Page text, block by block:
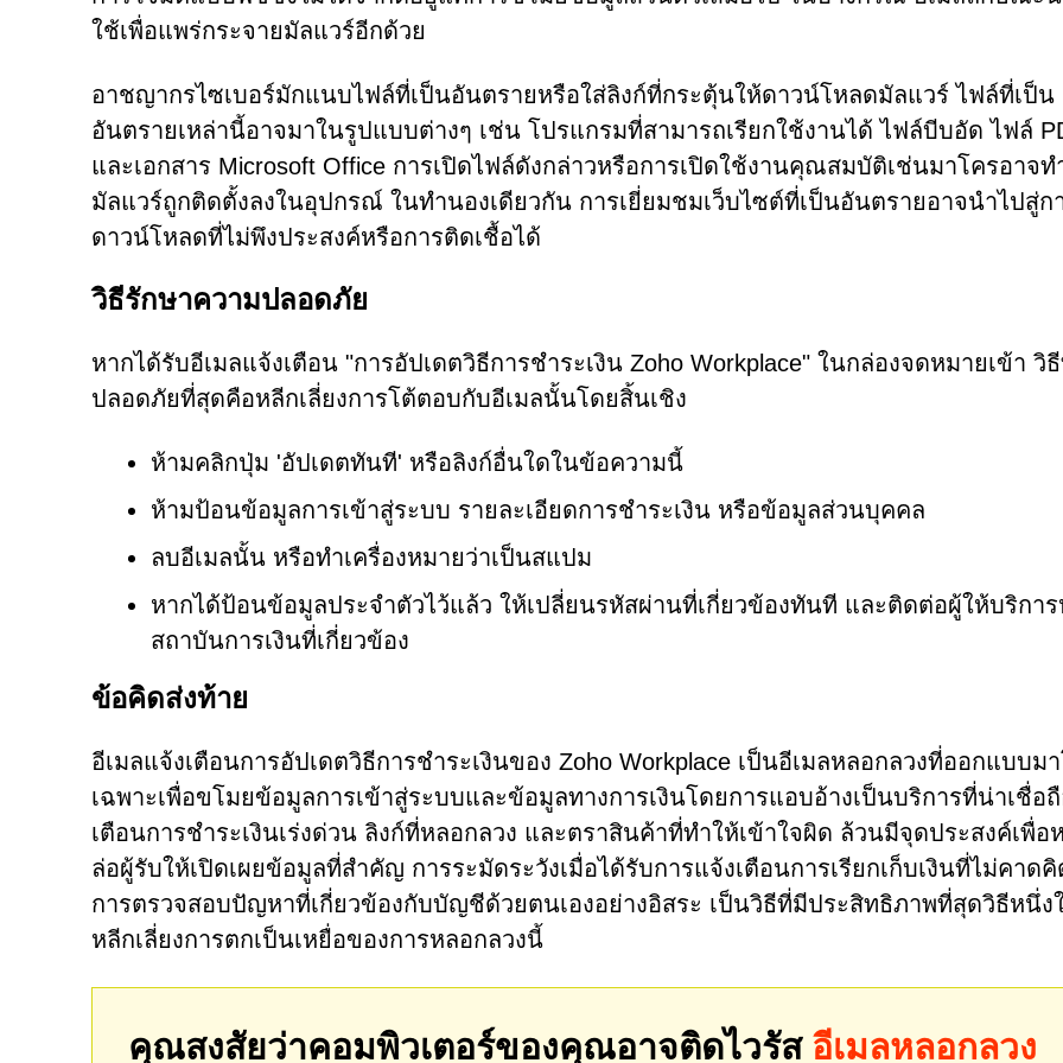
ใช้เพื่อแพร่กระจายมัลแวร์อีกด้วย
อาชญากรไซเบอร์มักแนบไฟล์ที่เป็นอันตรายหรือใส่ลิงก์ที่กระตุ้นให้ดาวน์โหลดมัลแวร์ ไฟล์ที่เป็น
อันตรายเหล่านี้อาจมาในรูปแบบต่างๆ เช่น โปรแกรมที่สามารถเรียกใช้งานได้ ไฟล์บีบอัด ไฟล์
และเอกสาร Microsoft Office การเปิดไฟล์ดังกล่าวหรือการเปิดใช้งานคุณสมบัติเช่นมาโครอาจท
มัลแวร์ถูกติดตั้งลงในอุปกรณ์ ในทำนองเดียวกัน การเยี่ยมชมเว็บไซต์ที่เป็นอันตรายอาจนำไปสู่ก
ดาวน์โหลดที่ไม่พึงประสงค์หรือการติดเชื้อได้
วิธีรักษาความปลอดภัย
หากได้รับอีเมลแจ้งเตือน "การอัปเดตวิธีการชำระเงิน Zoho Workplace" ในกล่องจดหมายเข้า วิ
ปลอดภัยที่สุดคือหลีกเลี่ยงการโต้ตอบกับอีเมลนั้นโดยสิ้นเชิง
ห้ามคลิกปุ่ม 'อัปเดตทันที' หรือลิงก์อื่นใดในข้อความนี้
ห้ามป้อนข้อมูลการเข้าสู่ระบบ รายละเอียดการชำระเงิน หรือข้อมูลส่วนบุคคล
ลบอีเมลนั้น หรือทำเครื่องหมายว่าเป็นสแปม
หากได้ป้อนข้อมูลประจำตัวไว้แล้ว ให้เปลี่ยนรหัสผ่านที่เกี่ยวข้องทันที และติดต่อผู้ให้บริการ
สถาบันการเงินที่เกี่ยวข้อง
ข้อคิดส่งท้าย
อีเมลแจ้งเตือนการอัปเดตวิธีการชำระเงินของ Zoho Workplace เป็นอีเมลหลอกลวงที่ออกแบบม
เฉพาะเพื่อขโมยข้อมูลการเข้าสู่ระบบและข้อมูลทางการเงินโดยการแอบอ้างเป็นบริการที่น่าเชื่อ
เตือนการชำระเงินเร่งด่วน ลิงก์ที่หลอกลวง และตราสินค้าที่ทำให้เข้าใจผิด ล้วนมีจุดประสงค์เพื่อ
ล่อผู้รับให้เปิดเผยข้อมูลที่สำคัญ การระมัดระวังเมื่อได้รับการแจ้งเตือนการเรียกเก็บเงินที่ไม่คาด
การตรวจสอบปัญหาที่เกี่ยวข้องกับบัญชีด้วยตนเองอย่างอิสระ เป็นวิธีที่มีประสิทธิภาพที่สุดวิธีหนึ่ง
หลีกเลี่ยงการตกเป็นเหยื่อของการหลอกลวงนี้
คุณสงสัยว่าคอมพิวเตอร์ของคุณอาจติดไวรัส อีเมลหลอกลวง